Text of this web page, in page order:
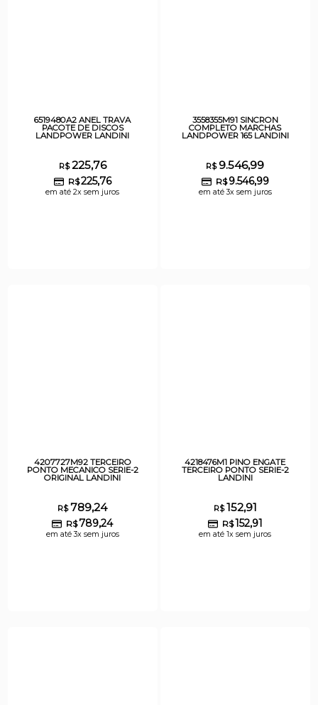
6519480A2 ANEL TRAVA
PACOTE DE DISCOS
LANDPOWER LANDINI
R$225,76
R$225,76
em até 2x sem juros
3558355M91 SINCRON
COMPLETO MARCHAS
LANDPOWER 165 LANDINI
R$9.546,99
R$ 9.546,99
em até 3x sem juros
4207727M92 TERCEIRO
PONTO MECANICO SERIE-2
ORIGINAL LANDINI
R$789,24
R$789,24
em até 3x sem juros
4218476M1 PINO ENGATE
TERCEIRO PONTO SERIE-2
LANDINI
R$152,91
R$152,91
em até 1x sem juros